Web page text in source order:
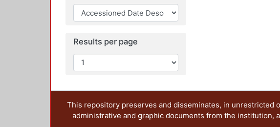
Results per page
This repository preserves and disseminates, in unrestricted
administrative and graphic documents from the